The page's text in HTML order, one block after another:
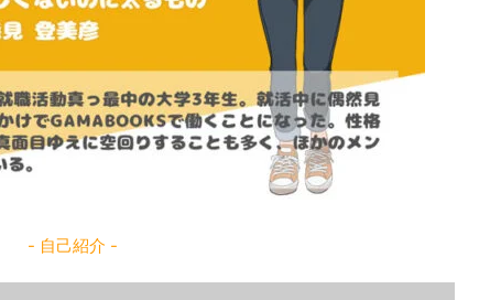
- 自己紹介 -